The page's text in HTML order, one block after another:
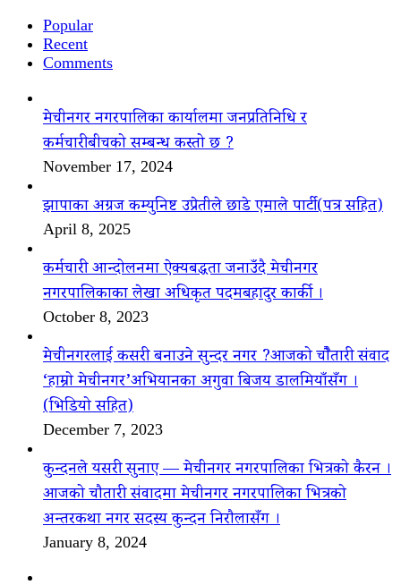
Popular
Recent
Comments
मेचीनगर नगरपालिका कार्यालमा जनप्रतिनिधि र
कर्मचारीबीचको सम्बन्ध कस्तो छ ?
November 17, 2024
झापाका अग्रज कम्युनिष्ट उप्रेतीले छाडे एमाले पार्टी(पत्र सहित)
April 8, 2025
कर्मचारी आन्दोलनमा ऐक्यबद्धता जनाउँदै मेचीनगर
नगरपालिकाका लेखा अधिकृत पदमबहादुर कार्की ।
October 8, 2023
मेचीनगरलाई कसरी बनाउने सुन्दर नगर ?आजको चौैतारी संवाद
‘हाम्रो मेचीनगर’अभियानका अगुवा बिजय डालमियाँसँग ।
(भिडियो सहित)
December 7, 2023
कुन्दनले यसरी सुनाए — मेचीनगर नगरपालिका भित्रको कैरन ।
आजको चौतारी संवादमा मेचीनगर नगरपालिका भित्रको
अन्तरकथा नगर सदस्य कुन्दन निरौलासँग ।
January 8, 2024